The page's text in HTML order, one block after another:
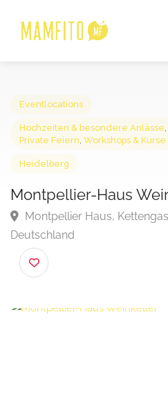
Hochzeiten & besondere
Montpellier-Haus
Montpellier Haus,
Deutschland